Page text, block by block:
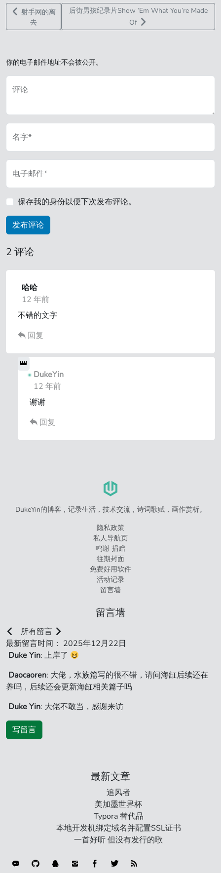
射手网的离
去
后街男孩纪录片Show ‘Em What You’re Made
Of
你的电子邮件地址不会被公开。
评论
名字*
电子邮件*
保存我的身份以便下次发布评论。
2 评论
哈哈
12 年前
不错的文字
回复
DukeYin
12 年前
谢谢
回复
DukeYin的博客，记录生活，技术交流，诗词歌赋，画作赏析。
隐私政策
私人导航页
鸣谢 捐赠
往期封面
免费好用软件
活动记录
留言墙
留言墙
所有留言
最新留言时间： 2025年12月22日
Duke Yin: 上岸了
Daocaoren: 大佬，水族篇写的很不错，请问海缸后续还在
养吗，后续还会更新海缸相关篇子吗
Duke Yin: 大佬不敢当，感谢来访
写留言
最新文章
追风者
美加墨世界杯
Typora 替代品
本地开发机绑定域名并配置SSL证书
一首好听 但没有发行的歌